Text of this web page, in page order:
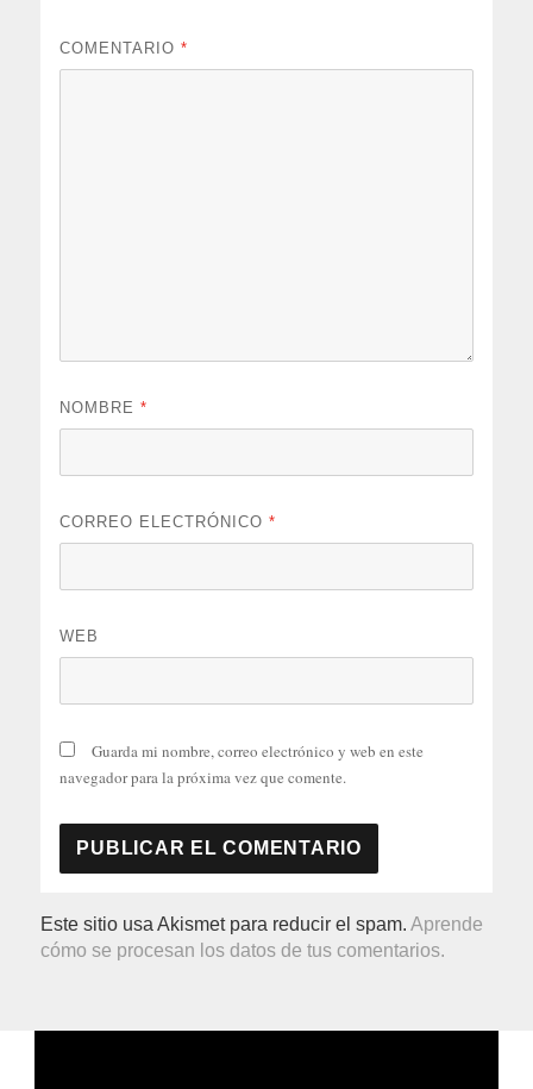
COMENTARIO*
NOMBRE*
CORREO ELECTRÓNICO*
WEB
Guarda mi nombre, correo electrónico y web en este
navegador para la próxima vez que comente.
Este sitio usa Akismet para reducir el spam.Aprende
cómo se procesan los datos de tus comentarios.